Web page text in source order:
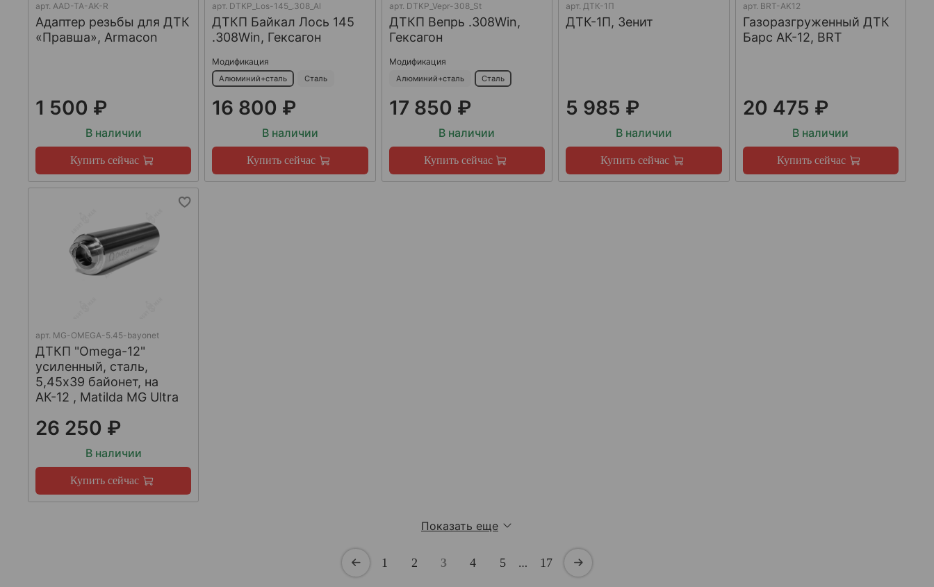
арт. AAD-TA-AK-R
Адаптер резьбы для ДТК
«Правша», Armacon
1 500 ₽
В наличии
Купить сейчас
арт. DTKP_Los-145_.308_Al
ДТКП Байкал Лось 145
.308Win, Гексагон
Модификация
Алюминий+сталь Сталь
16 800 ₽
В наличии
Купить сейчас
арт. DTKP_Vepr-308_St
ДТКП Вепрь .308Win,
Гексагон
Модификация
Алюминий+сталь Сталь
17 850 ₽
В наличии
Купить сейчас
арт. ДТК-1П
ДТК-1П, Зенит
5 985 ₽
В наличии
Купить сейчас
арт. BRT-AK12
Газоразгруженный ДТК
Барс АК-12, BRT
20 475 ₽
В наличии
Купить сейчас
арт. MG-OMEGA-5.45-bayonet
ДТКП "Omega-12"
усиленный, сталь,
5,45x39 байонет, на
АК-12 , Matilda MG Ultra
26 250 ₽
В наличии
Купить сейчас
Показать еще
1 2 3 4 5 … 17